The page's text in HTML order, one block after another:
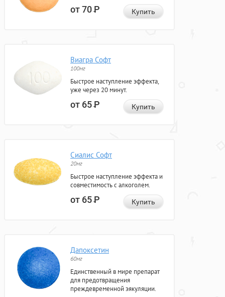
от 70Р Купить
Виагра Софт
100мг
Быстрое наступление эффекта,
уже через 20 минут.
от 65Р Купить
Сиалис Софт
20мг
Быстрое наступление эффекта и
совместимость с алкоголем.
от 65Р Купить
Дапоксетин
60мг
Единственный в мире препарат
для предотвращения
преждевременной эякуляции.